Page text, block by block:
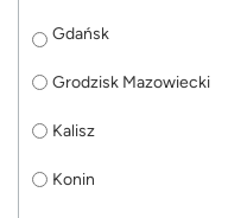
Gdańsk
Grodzisk Mazowiecki
Kalisz
Konin